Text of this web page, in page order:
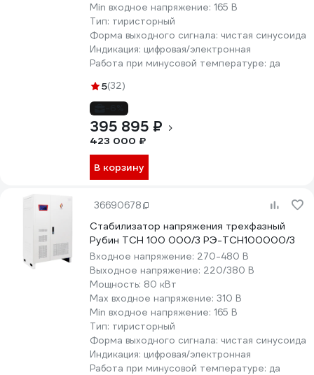
Min входное напряжение: 165 В
Тип: тиристорный
Форма выходного сигнала: чистая синусоида
Индикация: цифровая/электронная
Работа при минусовой температуре: да
5(32)
395 895 ₽
423 000 ₽
В корзину
36690678
Стабилизатор напряжения трехфазный
Рубин ТСН 100 000/3 РЭ-ТСН100000/3
Входное напряжение: 270-480 В
Выходное напряжение: 220/380 В
Мощность: 80 кВт
Max входное напряжение: 310 В
Min входное напряжение: 165 В
Тип: тиристорный
Форма выходного сигнала: чистая синусоида
Индикация: цифровая/электронная
Работа при минусовой температуре: да